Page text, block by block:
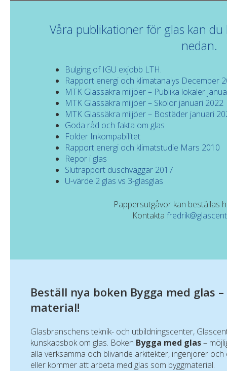
Våra publikationer för glas kan
nedan.
Bulging of IGU exjobb LTH.
Rapport energi och klimatanalys December
MTK Glassäkra miljöer – Publika lokaler
MTK Glassäkra miljöer – Skolor januari 2022
MTK Glassäkra miljöer – Bostäder januari
Goda råd och fakta om glas
Folder Inkompabilitet
Rapport energi och klimatstudie Mars 2010
Repor i glas
Slutrapport duschvaggar 2017
U-värde 2 glas vs 3-glasglas
Pappersutgåvor kan beställas
Kontakta
Beställ nya boken Bygga med glas
material!
Glasbranschens teknik- och utbildningscenter,
kunskapsbok om glas. Boken Bygga med glas–
alla verksamma och blivande arkitekter, ingenjörer
eller kommer att arbeta med glas som byggmaterial.